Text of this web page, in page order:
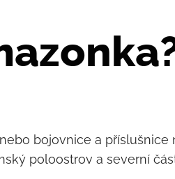
bojovnice a příslušnice
poloostrov a severní